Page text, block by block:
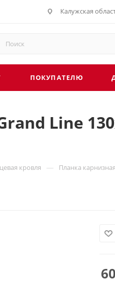
Калужская
ПОКУПАТЕЛЮ
Line
кровля — Планка